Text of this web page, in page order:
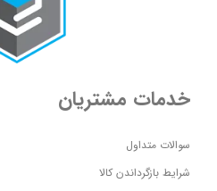
خدمات مشتریان
سوالات متداول
شرایط بازگرداندن کالا